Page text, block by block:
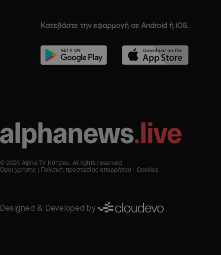
Κατεβάστε την εφαρμογή σε Android ή iOS.
© 2026 Alpha TV Κύπρου. All rights reserved
Όροι χρήσης
Πολιτική προστασίας απορρήτου Cookies
Designed & Developed by